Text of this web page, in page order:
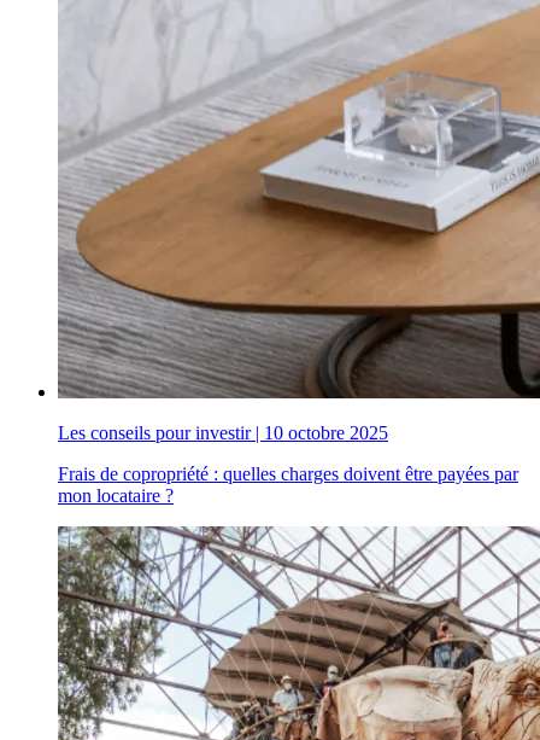
Les conseils pour investir| 10 octobre 2025
Frais de copropriété : quelles charges doivent être payées par
mon locataire ?